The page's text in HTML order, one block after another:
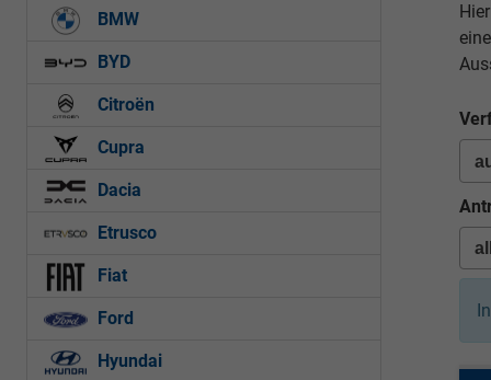
BMW
BYD
Citroën
Cupra
Dacia
Etrusco
Fiat
Ford
Hyundai